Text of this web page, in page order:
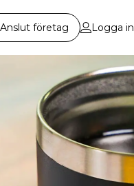
företag Logga in